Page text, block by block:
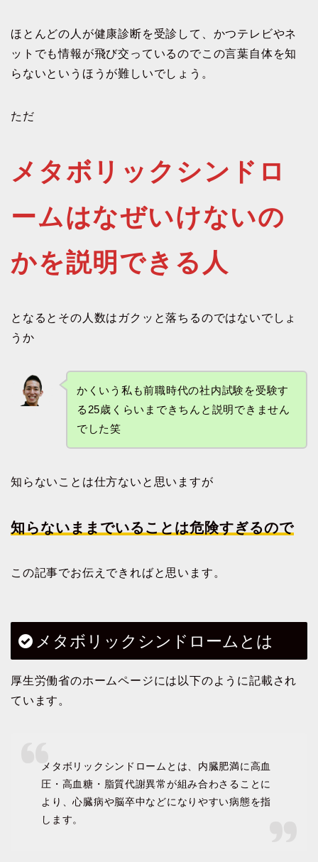
ほとんどの人が健康診断を受診して、かつテレビやネ
ットでも情報が飛び交っているのでこの言葉自体を知
らないというほうが難しいでしょう。
ただ
メタボリックシンドロ
ームはなぜいけないの
かを説明できる人
となるとその人数はガクッと落ちるのではないでしょ
うか
かくいう私も前職時代の社内試験を受験す
る25歳くらいまできちんと説明できません
でした笑
知らないことは仕方ないと思いますが
知らないままでいることは危険すぎるので
この記事でお伝えできればと思います。
メタボリックシンドロームとは
厚生労働省のホームページには以下のように記載され
ています。
メタボリックシンドロームとは、内臓肥満に高血
圧・高血糖・脂質代謝異常が組み合わさることに
より、心臓病や脳卒中などになりやすい病態を指
します。